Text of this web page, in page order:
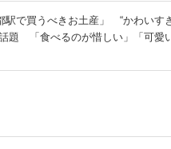
駅で買うべきお土産」 “かわいす
題 「食べるのが惜しい」「可愛